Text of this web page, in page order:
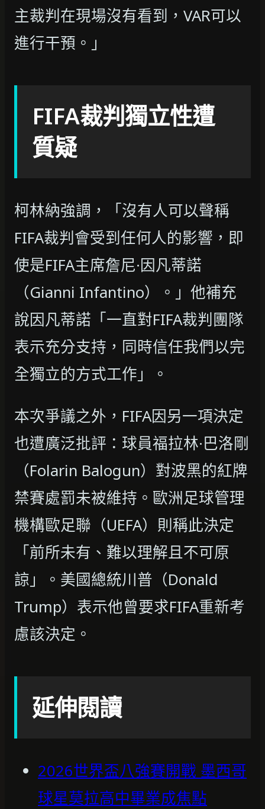
主裁判在現場沒有看到，VAR可以
進行干預。」
FIFA裁判獨立性遭
質疑
柯林納強調，「沒有人可以聲稱
FIFA裁判會受到任何人的影響，即
使是FIFA主席詹尼·因凡蒂諾
（Gianni Infantino）。」他補充
說因凡蒂諾「一直對FIFA裁判團隊
表示充分支持，同時信任我們以完
全獨立的方式工作」。
本次爭議之外，FIFA因另一項決定
也遭廣泛批評：球員福拉林·巴洛剛
（Folarin Balogun）對波黑的紅牌
禁賽處罰未被維持。歐洲足球管理
機構歐足聯（UEFA）則稱此決定
「前所未有、難以理解且不可原
諒」。美國總統川普（Donald
Trump）表示他曾要求FIFA重新考
慮該決定。
延伸閱讀
2026世界盃八強賽開戰 墨西哥
球星莫拉高中畢業成焦點